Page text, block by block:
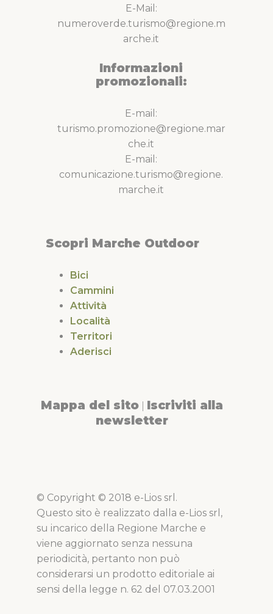
E-Mail:
numeroverde.turismo@regione.m
arche.it
Informazioni
promozionali:
E-mail:
turismo.promozione@regione.mar
che.it
E-mail:
comunicazione.turismo@regione.
marche.it
Scopri Marche Outdoor
Bici
Cammini
Attività
Località
Territori
Aderisci
Mappa del sito Iscriviti alla
newsletter
© Copyright © 2018 e-Lios srl.
Questo sito è realizzato dalla e-Lios srl,
su incarico della Regione Marche e
viene aggiornato senza nessuna
periodicità, pertanto non può
considerarsi un prodotto editoriale ai
sensi della legge n. 62 del 07.03.2001